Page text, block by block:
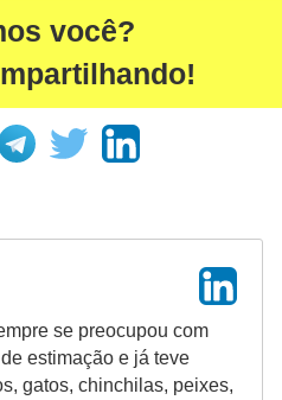
você?
se preocupou com
estimação e já teve
gatos, chinchilas, peixes,